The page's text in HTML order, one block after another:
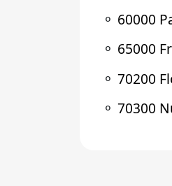
⚬ 60000
⚬ 65000
⚬ 70200
⚬ 70300